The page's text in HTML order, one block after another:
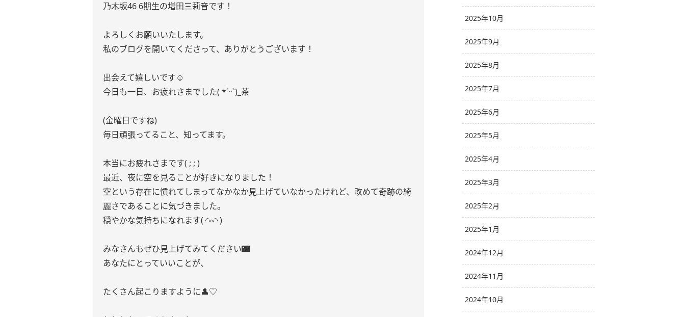
乃木坂46 6期生の増田三莉音です！
よろしくお願いいたします。
私のブログを開いてくださって、ありがとうございます！
出会えて嬉しいです☺️
今日も一日、お疲れさまでした( *ˊᵕˋ)_茶
(金曜日ですね)
毎日頑張ってること、知ってます。
本当にお疲れさまです( ; ; )‪‪
最近、夜に空を見ることが好きになりました！
空という存在に慣れてしまってなかなか見上げていなかったけれど、改めて奇跡の綺
麗さであることに気づきました。
穏やかな気持ちになれます( ◜︎︎𖥦◝ )
みなさんもぜひ見上げてみてください🌃
あなたにとっていいことが、
たくさん起こりますように👤♡
2025年10月
2025年9月
2025年8月
2025年7月
2025年6月
2025年5月
2025年4月
2025年3月
2025年2月
2025年1月
2024年12月
2024年11月
2024年10月